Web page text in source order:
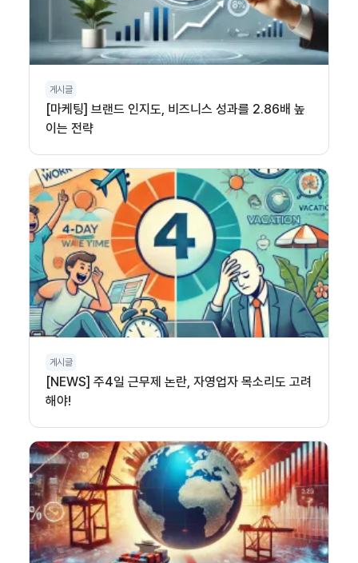
게시글
[마케팅] 브랜드 인지도, 비즈니스 성과를 2.86배 높
이는 전략
게시글
[NEWS] 주4일 근무제 논란, 자영업자 목소리도 고려
해야!